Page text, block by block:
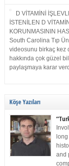
D VİTAMİNİ
İSTENİLEN D
KORUNMASININ
South Carolina Tıp
videosunu birkaç kez
hakkında çok güzel
paylaşmaya karar
Köşe Yazıları
and